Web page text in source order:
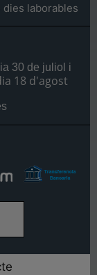
laborables
30 de juliol i
18 d'agost